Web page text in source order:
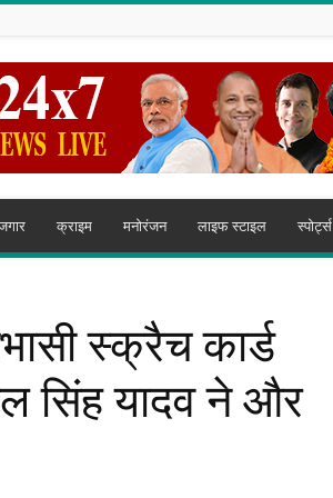
क्राइम मनोरंजन लाइफ स्टाइल स्पोर्ट्स
स्क्रैच कार्ड
सिंह यादव ने और